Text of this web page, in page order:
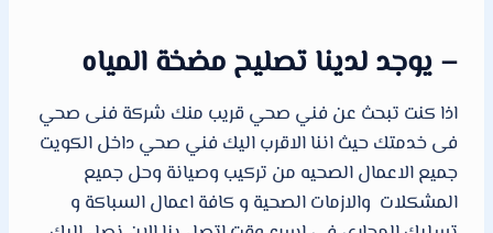
– يوجد لدينا تصليح مضخة المياه
اذا كنت تبحث عن فني صحي قريب منك شركة فنى صحي
فى خدمتك حيث اننا الاقرب اليك فني صحي داخل الكويت
جميع الاعمال الصحيه من تركيب وصيانة وحل جميع
المشكلات والازمات الصحية و كافة اعمال السباكة و